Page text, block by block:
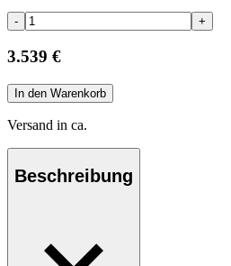
- +
3.539 €
In den Warenkorb
Versand in ca.
Beschreibung